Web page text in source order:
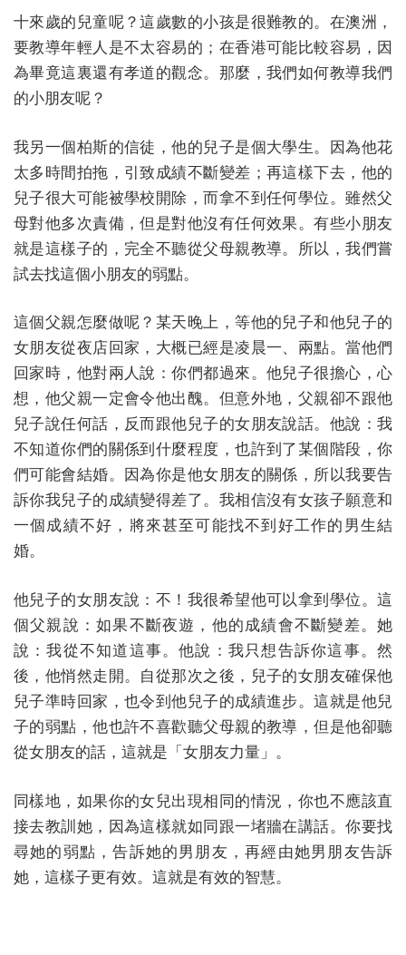
十來歲的兒童呢？這歲數的小孩是很難教的。在澳洲，
要教導年輕人是不太容易的；在香港可能比較容易，因
為畢竟這裏還有孝道的觀念。那麼，我們如何教導我們
的小朋友呢？
我另一個柏斯的信徒，他的兒子是個大學生。因為他花
太多時間拍拖，引致成績不斷變差；再這樣下去，他的
兒子很大可能被學校開除，而拿不到任何學位。雖然父
母對他多次責備，但是對他沒有任何效果。有些小朋友
就是這樣子的，完全不聽從父母親教導。所以，我們嘗
試去找這個小朋友的弱點。
這個父親怎麼做呢？某天晚上，等他的兒子和他兒子的
女朋友從夜店回家，大概已經是凌晨一、兩點。當他們
回家時，他對兩人說：你們都過來。他兒子很擔心，心
想，他父親一定會令他出醜。但意外地，父親卻不跟他
兒子說任何話，反而跟他兒子的女朋友說話。他說：我
不知道你們的關係到什麼程度，也許到了某個階段，你
們可能會結婚。因為你是他女朋友的關係，所以我要告
訴你我兒子的成績變得差了。我相信沒有女孩子願意和
一個成績不好，將來甚至可能找不到好工作的男生結
婚。
他兒子的女朋友說：不！我很希望他可以拿到學位。這
個父親說：如果不斷夜遊，他的成績會不斷變差。她
說：我從不知道這事。他說：我只想告訴你這事。然
後，他悄然走開。自從那次之後，兒子的女朋友確保他
兒子準時回家，也令到他兒子的成績進步。這就是他兒
子的弱點，他也許不喜歡聽父母親的教導，但是他卻聽
從女朋友的話，這就是「女朋友力量」。
同樣地，如果你的女兒出現相同的情況，你也不應該直
接去教訓她，因為這樣就如同跟一堵牆在講話。你要找
尋她的弱點，告訴她的男朋友，再經由她男朋友告訴
她，這樣子更有效。這就是有效的智慧。